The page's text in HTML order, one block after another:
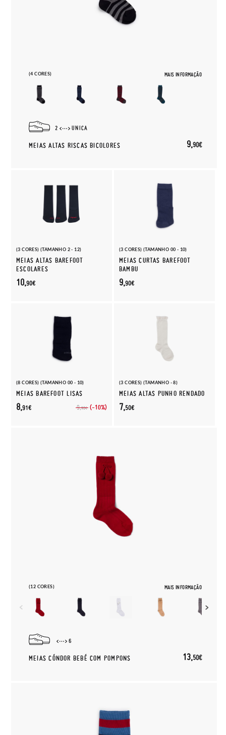
(4 CORES) MAIS INFORMAÇÃO
2 UNICA
MEIAS ALTAS RISCAS BICOLORES 9,90€
(3 CORES) (TAMANHO 2 - 12)
MEIAS ALTAS BAREFOOT
ESCOLARES
10,90€
(3 CORES) (TAMANHO 00 - 10)
MEIAS CURTAS BAREFOOT
BAMBU
9,90€
(8 CORES) (TAMANHO 00 - 10)
MEIAS BAREFOOT LISAS
9,90€ (-10%)
8,91€
(3 CORES) (TAMANHO - 8)
MEIAS ALTAS PUNHO RENDADO
7,50€
(12 CORES) MAIS INFORMAÇÃO
6
MEIAS CÓNDOR BEBÉ COM POMPONS 13,50€